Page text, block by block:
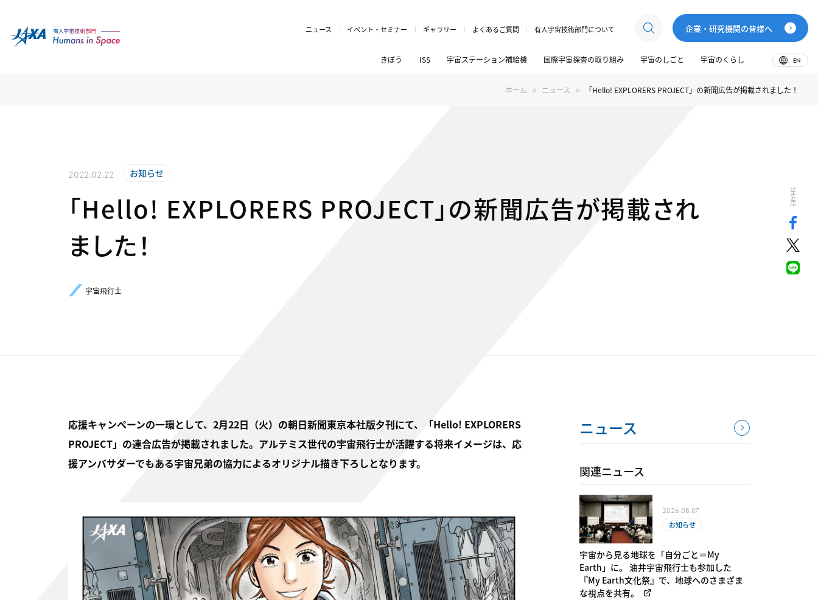
ニュース イベント・セミナー ギャラリー よくあるご質問 有人宇宙技術部門について 企業・研究機関の皆様へ
きぼう ISS 宇宙ステーション補給機 国際宇宙探査の取り組み 宇宙のしごと 宇宙のくらし EN
ホーム ニュース 「Hello! EXPLORERS PROJECT」の新聞広告が掲載されました！
2022.02.22 お知らせ
「Hello! EXPLORERS PROJECT」の新聞広告が掲載され
ました！
宇宙飛行士
SHARE
応援キャンペーンの一環として、2月22日（火）の朝日新聞東京本社版夕刊にて、「Hello! EXPLORERS
PROJECT」の連合広告が掲載されました。アルテミス世代の宇宙飛行士が活躍する将来イメージは、応
援アンバサダーでもある宇宙兄弟の協力によるオリジナル描き下ろしとなります。
ニュース
関連ニュース
2026.08.07
お知らせ
宇宙から見る地球を「自分ごと＝My
Earth」に。 油井宇宙飛行士も参加した
『My Earth文化祭』で、地球へのさまざま
な視点を共有。